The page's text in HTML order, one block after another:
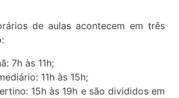
de aulas acontecem em três
às 11h;
11h às 15h;
15h às 19h e são divididos em